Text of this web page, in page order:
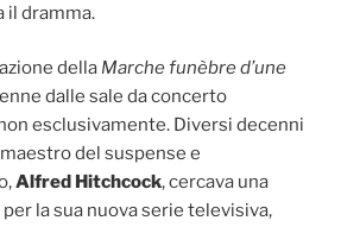
il dramma.
della Marche funèbre d’une
dalle sale da concerto
esclusivamente. Diversi decenni
del suspense e
Alfred Hitchcock, cercava una
la sua nuova serie televisiva,